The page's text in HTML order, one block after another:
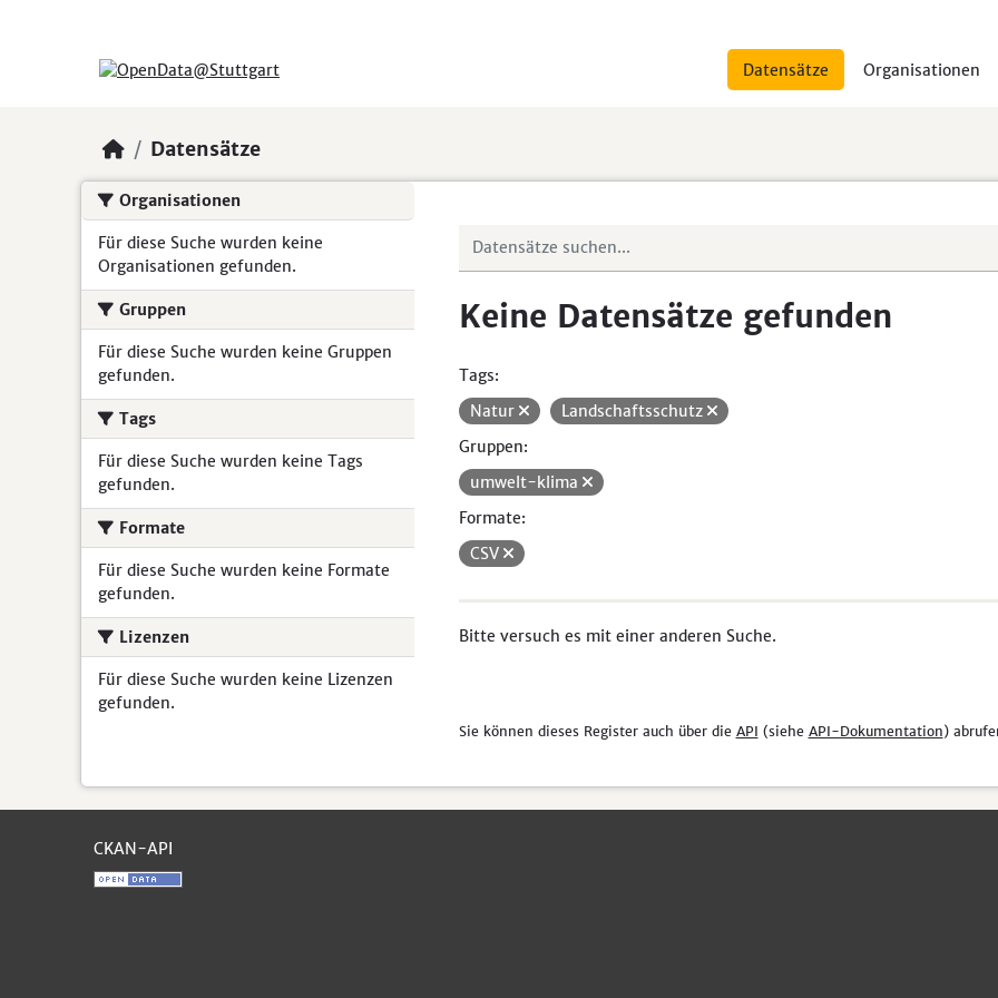
Datensätze Organisationen
Datensätze
Organisationen
Für diese Suche wurden keine
Organisationen gefunden.
Gruppen
Für diese Suche wurden keine Gruppen
gefunden.
Tags
Für diese Suche wurden keine Tags
gefunden.
Formate
Für diese Suche wurden keine Formate
gefunden.
Lizenzen
Für diese Suche wurden keine Lizenzen
gefunden.
Keine Datensätze gefunden
Tags:
Natur
Landschaftsschutz
Gruppen:
umwelt-klima
Formate:
CSV
Bitte versuch es mit einer anderen Suche.
Sie können dieses Register auch über die API (siehe API-Dokumentation)
CKAN-API